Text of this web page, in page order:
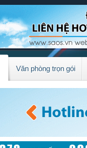
Văn phòng trọn gói